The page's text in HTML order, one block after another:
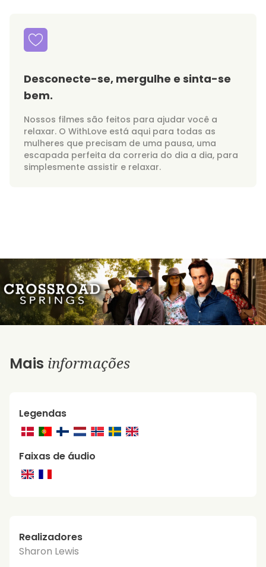
Desconecte-se, mergulhe e sinta-se
bem.
Nossos filmes são feitos para ajudar você a
relaxar. O WithLove está aqui para todas as
mulheres que precisam de uma pausa, uma
escapada perfeita da correria do dia a dia, para
simplesmente assistir e relaxar.
Mais informações
Legendas
Faixas de áudio
Realizadores
Sharon Lewis